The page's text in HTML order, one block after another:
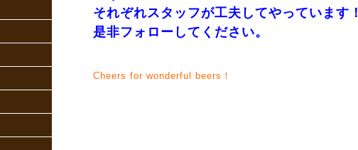
それぞれスタッフが工夫してやっています！
是非フォローしてください。
Cheers for wonderful beers！